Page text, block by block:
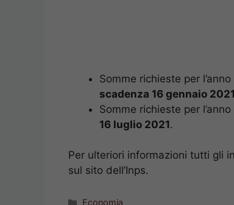
Somme richieste per
scadenza 16 gennaio 2021
Somme richieste per
16 luglio 2021.
Per ulteriori informazioni tutti gli
sul sito dell’Inps.
Categorie
Economia